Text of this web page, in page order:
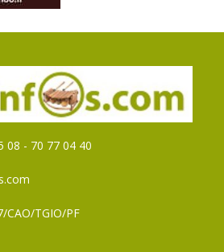
08 - 70 77 04 40
CAO/TGIO/PF